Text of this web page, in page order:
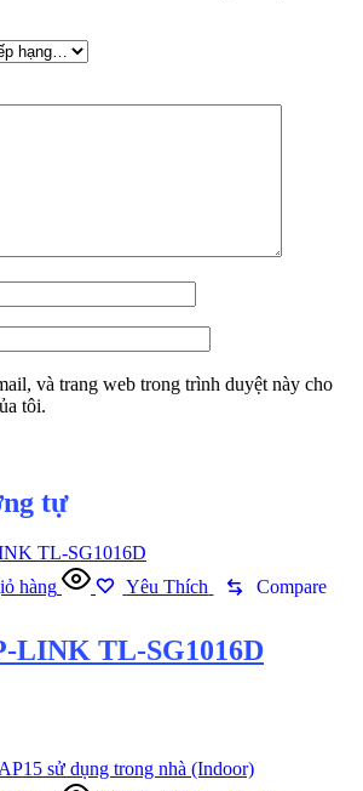
và trang web trong trình duyệt này cho
tôi.
tự
hàng Yêu Thích Compare
LINK TL-SG1016D